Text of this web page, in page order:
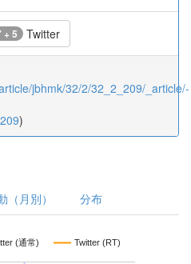
+ 5 Twitter
jbhmk/32/2/32_2_209/_article/-
)
（月別） 分布
(通常) Twitter (RT)